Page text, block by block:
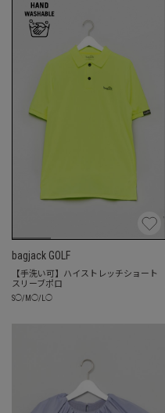
bagjack GOLF
【手洗い可】ハイストレッチショート
スリーブポロ
S◯/ M ◯/ ◯